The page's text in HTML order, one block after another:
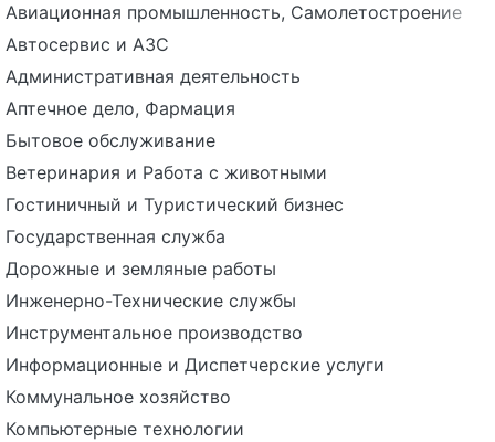
Авиационная промышленность, Самолетостроение
Автосервис и АЗС
Административная деятельность
Аптечное дело, Фармация
Бытовое обслуживание
Ветеринария и Работа с животными
Гостиничный и Туристический бизнес
Государственная служба
Дорожные и земляные работы
Инженерно-Технические службы
Инструментальное производство
Информационные и Диспетчерские услуги
Коммунальное хозяйство
Компьютерные технологии